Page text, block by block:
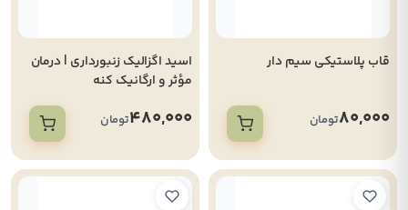
قاب پلاستیکی سیم دار
80,000تومان
اسید اگزالیک زنبورداری | درمان
مؤثر و ارگانیک کنه
480,000تومان